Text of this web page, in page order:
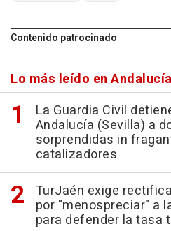
Contenido patrocinado
Lo más leído en Andalucía
La Guardia Civil
Andalucía (Sevilla) a
sorprendidas in
catalizadores
TurJaén exige
por "menospreciar" a
para defender la tasa